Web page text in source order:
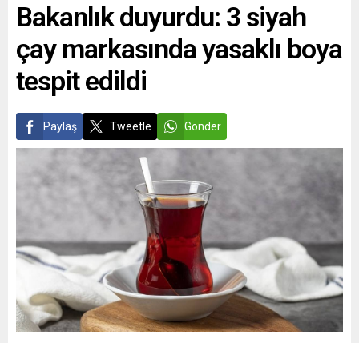
Bakanlık duyurdu: 3 siyah
çay markasında yasaklı boya
tespit edildi
Paylaş Tweetle Gönder